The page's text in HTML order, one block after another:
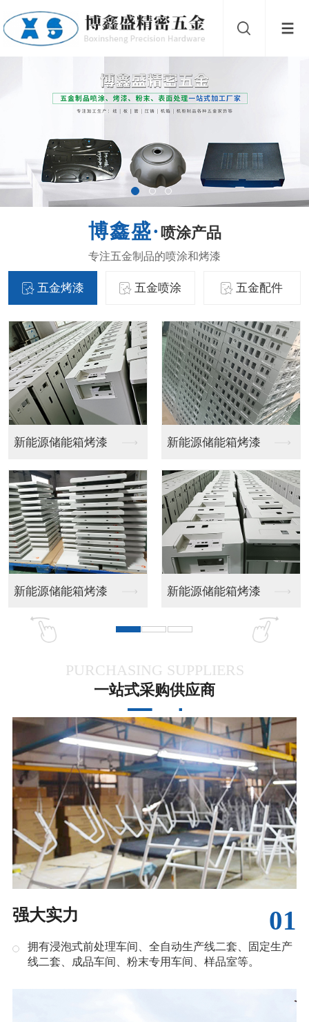
喷涂产品
五金烤漆 五金喷涂 五金配件
机柜喷涂 机柜喷涂
机柜喷涂 机柜喷涂
PURCHASING SUPPLIERS
一站式采购供应商
01
强大实力
拥有浸泡式前处理车间、全自动生产线二套、固定生产
线二套、成品车间、粉末专用车间、样品室等。